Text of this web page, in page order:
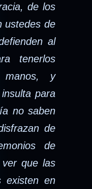
de los
ustedes de
al
tenerlos
y
para
no saben
de
de
ver que las
existen en